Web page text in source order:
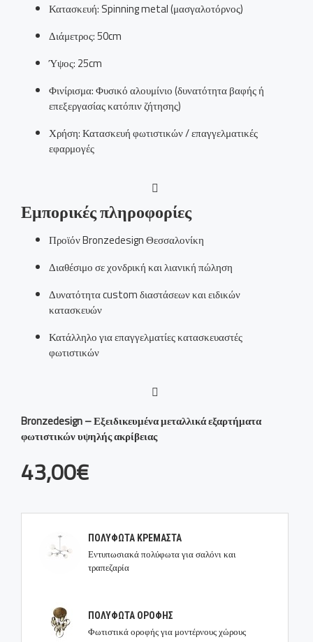
Κατασκευή: Spinning metal (μασγαλοτόρνος)
Διάμετρος: 50cm
Ύψος: 25cm
Φινίρισμα: Φυσικό αλουμίνιο (δυνατότητα βαφής ή
επεξεργασίας κατόπιν ζήτησης)
Χρήση: Κατασκευή φωτιστικών / επαγγελματικές
εφαρμογές
Εμπορικές πληροφορίες
Προϊόν Bronzedesign Θεσσαλονίκη
Διαθέσιμο σε χονδρική και λιανική πώληση
Δυνατότητα custom διαστάσεων και ειδικών
κατασκευών
Κατάλληλο για επαγγελματίες κατασκευαστές
φωτιστικών
Bronzedesign – Εξειδικευμένα μεταλλικά εξαρτήματα
φωτιστικών υψηλής ακρίβειας
43,00€
ΠΟΛΥΦΩΤΑ ΚΡΕΜΑΣΤΑ
Εντυπωσιακά πολύφωτα για σαλόνι και
τραπεζαρία
ΠΟΛΥΦΩΤΑ ΟΡΟΦΗΣ
Φωτιστικά οροφής για μοντέρνους χώρους